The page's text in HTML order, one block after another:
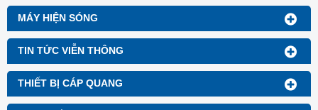
MÁY HIỆN SÓNG
TIN TỨC VIỄN THÔNG
THIẾT BỊ CÁP QUANG